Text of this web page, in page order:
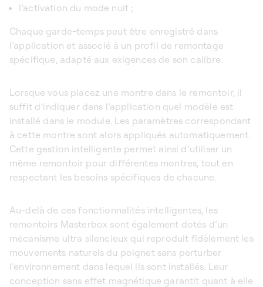
l’activation du mode nuit ;
Chaque garde-temps peut être enregistré dans
l’application et associé à un profil de remontage
spécifique, adapté aux exigences de son calibre.
Lorsque vous placez une montre dans le remontoir, il
suffit d’indiquer dans l’application quel modèle est
installé dans le module. Les paramètres correspondant
à cette montre sont alors appliqués automatiquement.
Cette gestion intelligente permet ainsi d’utiliser un
même remontoir pour différentes montres, tout en
respectant les besoins spécifiques de chacune.
Au-delà de ces fonctionnalités intelligentes, les
remontoirs Masterbox sont également dotés d’un
mécanisme ultra silencieux qui reproduit fidèlement les
mouvements naturels du poignet sans perturber
l’environnement dans lequel ils sont installés. Leur
conception sans effet magnétique garantit quant à elle